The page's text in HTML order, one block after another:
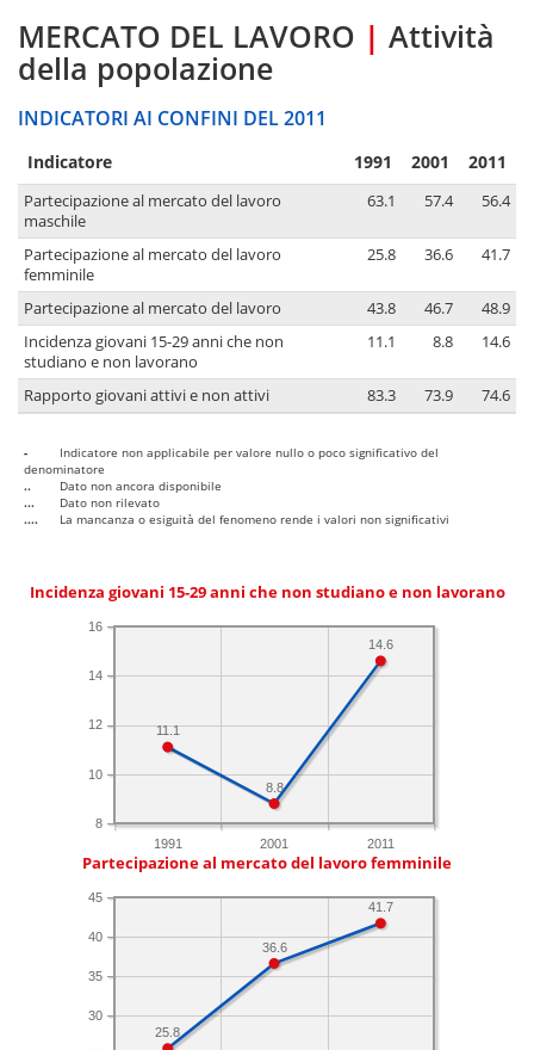
MERCATO DEL LAVORO | Attività
della popolazione
INDICATORI AI CONFINI DEL 2011
Indicatore 1991 2001 2011
Partecipazione al mercato del lavoro
maschile
63.1 57.4 56.4
Partecipazione al mercato del lavoro
femminile
25.8 36.6 41.7
Partecipazione al mercato del lavoro 43.8 46.7
48.9
Incidenza giovani 15-29 anni che non
studiano e non lavorano
11.1 8.8 14.6
Rapporto giovani attivi e non attivi 83.3 73.9 74.6
-
Indicatore non applicabile per valore nullo o poco significativo del
denominatore
..
Dato non ancora disponibile
...
Dato non rilevato
....
La mancanza o esiguità del fenomeno rende i valori non significativi
Incidenza giovani 15-29 anni che non studiano e non lavorano
1991 2001 2011
8
10
12
14
16
14.6
8.8
11.1
Partecipazione al mercato del lavoro femminile
30
35
40
45
41.7
36.6
25.8